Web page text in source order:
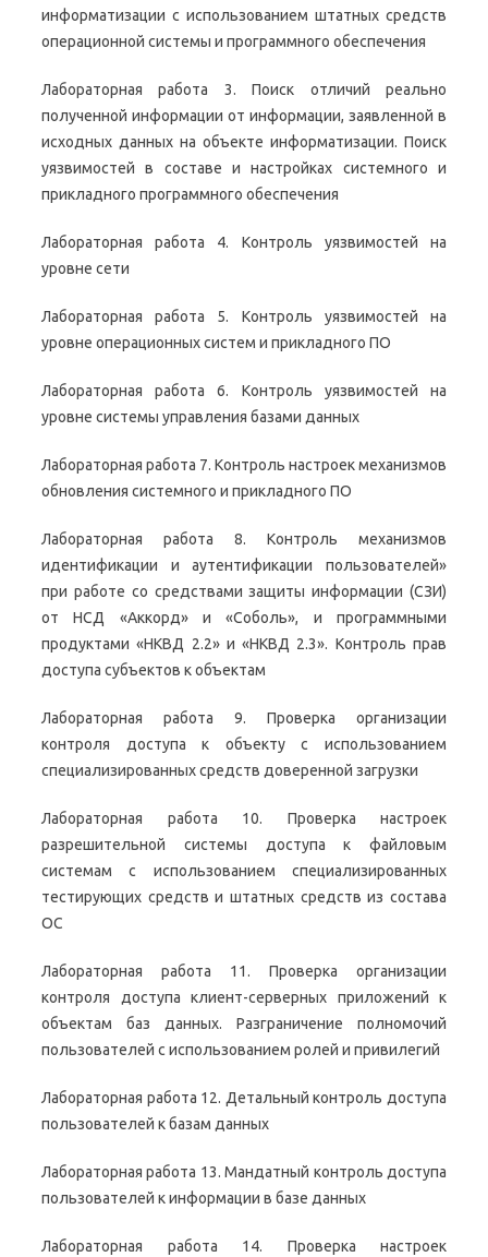
информатизации с использованием штатных средств
операционной системы и программного обеспечения
Лабораторная работа 3. Поиск отличий реально
полученной информации от информации, заявленной в
исходных данных на объекте информатизации. Поиск
уязвимостей в составе и настройках системного и
прикладного программного обеспечения
Лабораторная работа 4. Контроль уязвимостей на
уровне сети
Лабораторная работа 5. Контроль уязвимостей на
уровне операционных систем и прикладного ПО
Лабораторная работа 6. Контроль уязвимостей на
уровне системы управления базами данных
Лабораторная работа 7. Контроль настроек механизмов
обновления системного и прикладного ПО
Лабораторная работа 8. Контроль механизмов
идентификации и аутентификации пользователей»
при работе со средствами защиты информации (СЗИ)
от НСД «Аккорд» и «Соболь», и программными
продуктами «НКВД 2.2» и «НКВД 2.3». Контроль прав
доступа субъектов к объектам
Лабораторная работа 9. Проверка организации
контроля доступа к объекту с использованием
специализированных средств доверенной загрузки
Лабораторная работа 10. Проверка настроек
разрешительной системы доступа к файловым
системам с использованием специализированных
тестирующих средств и штатных средств из состава
ОС
Лабораторная работа 11. Проверка организации
контроля доступа клиент-серверных приложений к
объектам баз данных. Разграничение полномочий
пользователей с использованием ролей и привилегий
Лабораторная работа 12. Детальный контроль доступа
пользователей к базам данных
Лабораторная работа 13. Мандатный контроль доступа
пользователей к информации в базе данных
Лабораторная работа 14. Проверка настроек